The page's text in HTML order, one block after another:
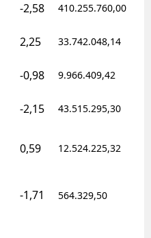
-2,58 410.255.760,00
2,25 33.742.048,14
-0,98 9.966.409,42
-2,15 43.515.295,30
0,59 12.524.225,32
-1,71 564.329,50